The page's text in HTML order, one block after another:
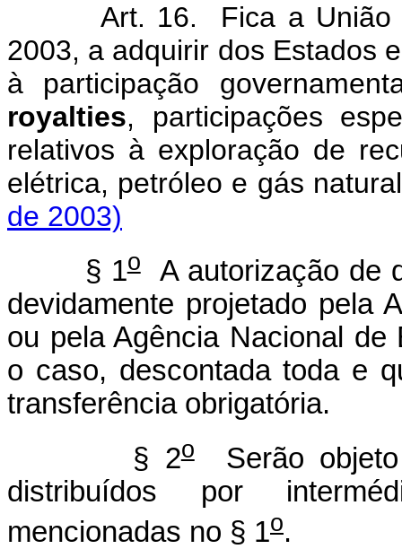
Art. 16. Fica a União
2003, a adquirir dos Estados
à participação
royalties, participações
relativos à exploração de
elétrica, petróleo e gás
de 2003)
§ 1oA autorização de
devidamente projetado pela
ou pela Agência Nacional
o caso, descontada toda e
transferência obrigatória.
§ 2oSerão objeto
distribuídos por
mencionadas no § 1o.